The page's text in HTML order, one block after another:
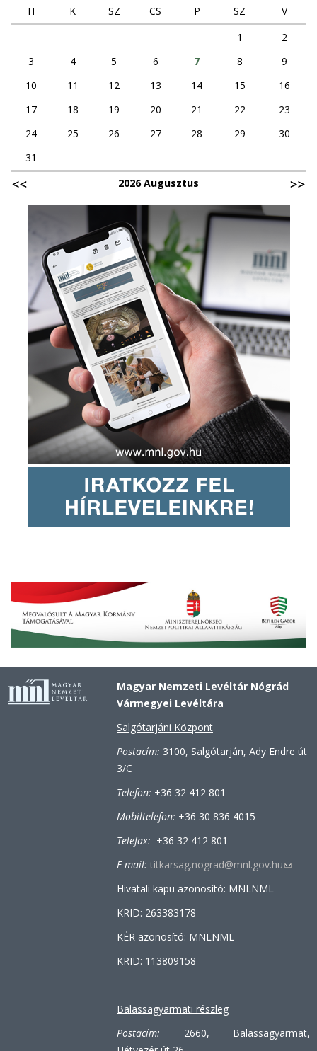
H
K SZ CS P SZ
V
1
2
3
4 5 6 7 8
9
10
11 12 13 14 15
16
17
18 19 20 21 22
23
24
25 26 27 28 29
30
31
2026 Augusztus
Magyar Nemzeti Levéltár Nógrád
Vármegyei Levéltára
Salgótarjáni Központ
Postacím: 3100, Salgótarján, Ady Endre út
3/C
Telefon: +36 32 412 801
Mobiltelefon: +36 30 836 4015
Telefax: +36 32 412 801
E-mail: titkarsag.nograd@mnl.gov.hu(link
Hivatali kapu azonosító: MNLNML
KRID: 263383178
KÉR azonosító: MNLNML
KRID: 113809158
Balassagyarmati részleg
Postacím: 2660, Balassagyarmat,